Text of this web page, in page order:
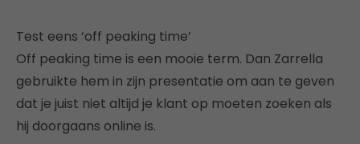
Test eens ‘off peaking time’
Off peaking time is een mooie term. Dan Zarrella
gebruikte hem in zijn presentatie om aan te geven
dat je juist niet altijd je klant op moeten zoeken als
hij doorgaans online is.